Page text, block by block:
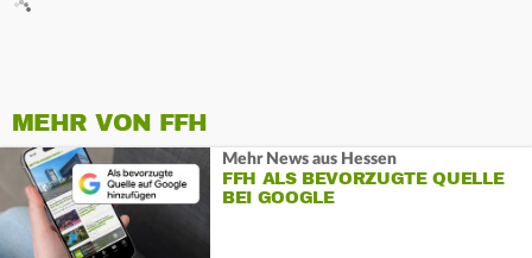
MEHR VON FFH
Mehr News aus Hessen
FFH ALS BEVORZUGTE QUELLE
BEI GOOGLE